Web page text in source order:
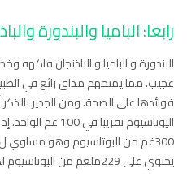
رابعا: الباميا والبندورة
البندورة و الباميا و الباذنجان
عجيب. مما يمنحهم مذاق رائع في الطبيخ
فوائدها على الصحة. ومن الجدير
اليوتاسيوم
يحتوي على 229ملغم من البوتاسيوم لكل 100غم من الباذنجان.